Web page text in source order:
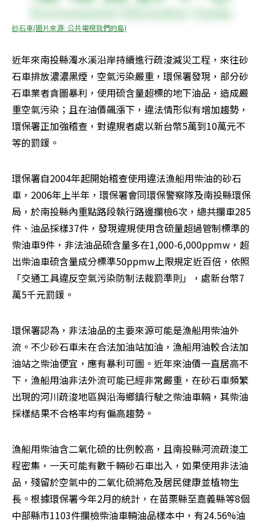
砂石車(圖片來源: 公共電視我們的島)
近年來南投縣濁水溪沿岸持續進行疏浚減災工程，來往砂
石車排放濃濃黑煙，空氣污染嚴重，環保署發現，部分砂
石車業者貪圖暴利，使用硫含量超標的地下油品，造成嚴
重空氣污染；且在油價飆漲下，違法情形似有增加趨勢，
環保署正加強稽查，對違規者處以新台幣5萬到10萬元不
等的罰鍰。
環保署自2004年起開始稽查使用違法漁船用柴油的砂石
車，2006年上半年，環保署會同環保警察隊及南投縣環保
局，於南投縣內重點路段執行路邊攔檢6次，總共攔車285
件、油品採樣37件，發現違規使用含硫量超過管制標準的
柴油車9件，非法油品硫含量多在1,000-6,000ppmw，超
出柴油車硫含量成分標準50ppmw上限規定近百倍，依照
「交通工具違反空氣污染防制法裁罰準則」，處新台幣7
萬5千元罰鍰。
環保署認為，非法油品的主要來源可能是漁船用柴油外
流。不少砂石車未在合法加油站加油，漁船用油較合法加
油站之柴油便宜，應有暴利可圖。近年來油價一直居高不
下，漁船用油非法外流可能已經非常嚴重，在砂石車頻繁
出現的河川疏浚地區與沿海鄉鎮行駛之柴油車輛，其柴油
採樣結果不合格率均有偏高趨勢。
漁船用柴油含二氧化硫的比例較高，且南投縣河流疏浚工
程密集，一天可能有數千輛砂石車出入，如果使用非法油
品，殘留於空氣中的二氧化硫將危及居民健康並植物生
長。根據環保署今年2月的統計，在苗栗縣至嘉義縣等8個
中部縣市1103件攔檢柴油車輛油品樣本中，有24.56%油